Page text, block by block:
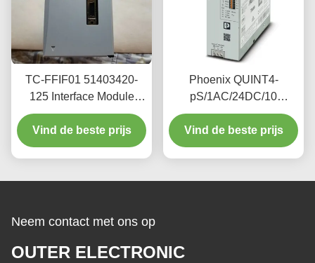
TC-FFIF01 51403420-
125 Interface Module
Fieldbus 45 AMP / 3.3
VDC 1.1 AMP / 5.1 VDC
Vind de beste prijs
Phoenix QUINT4-
pS/1AC/24DC/10
2904601 single-phase
power module, 24V DC
stable output, 10W
Vind de beste prijs
Neem contact met ons op
OUTER ELECTRONIC